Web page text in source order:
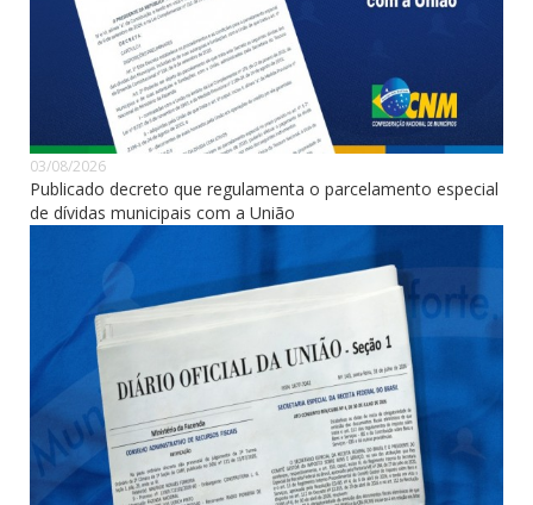
03/08/2026
Publicado decreto que regulamenta o parcelamento especial
de dívidas municipais com a União